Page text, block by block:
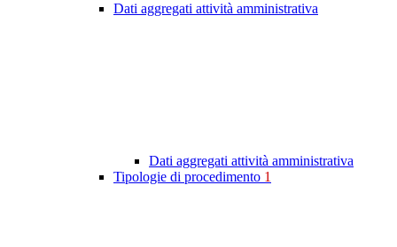
Dati aggregati attività amministrativa
Dati aggregati attività amministrativa
Tipologie di procedimento 1